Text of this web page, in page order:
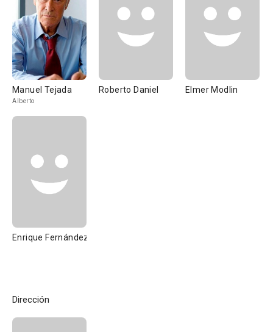
Manuel Tejada
Alberto
Roberto Daniel Elmer Modlin
Enrique Fernández
Dirección